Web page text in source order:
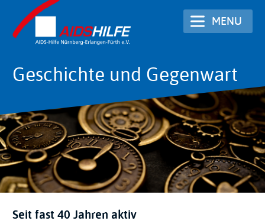
main
MENU
Geschichte und Gegenwart
Seit fast 40 Jahren aktiv